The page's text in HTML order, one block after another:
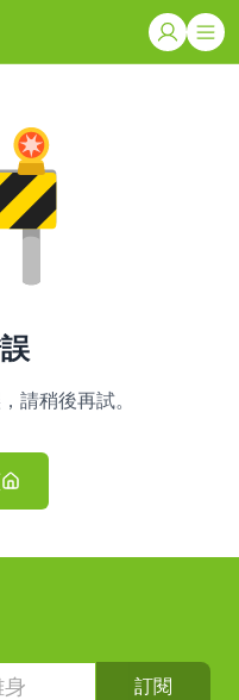
請稍後再試。
訂閱